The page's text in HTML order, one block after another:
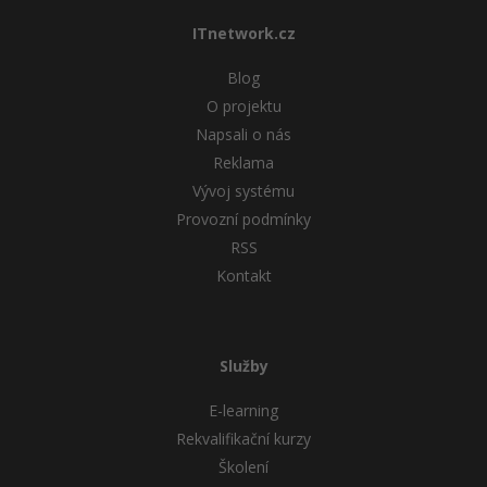
Kybernetická bezpečnost
Elektronický podpis
ITnetwork.cz
Blog
O projektu
Napsali o nás
Reklama
Vývoj systému
Provozní podmínky
RSS
Kontakt
Služby
E-learning
Rekvalifikační kurzy
Školení